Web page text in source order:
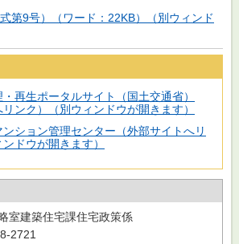
第9号）（ワード：22KB）（別ウィンド
再生ポータルサイト（国土交通省）
リンク）（別ウィンドウが開きます）
ション管理センター（外部サイトへリ
ドウが開きます）
室建築住宅課住宅政策係
2721